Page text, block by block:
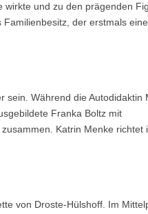
wirkte und zu den prägenden
der erstmals
sein. Während die Autodidaktin
Franka Boltz mit
Katrin Menke richtet
von Droste-Hülshoff. Im